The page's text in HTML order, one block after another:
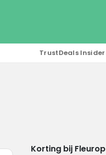
TrustDeals Insider
Korting bij Fleurop